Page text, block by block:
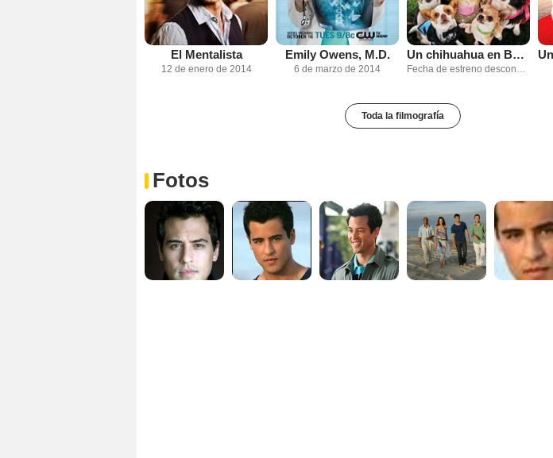
El Mentalista
12 de enero de 2014
Emily Owens, M.D.
6 de marzo de 2014
Un chihuahua en Beverly Hills 3: ¡Viva La Fiesta!
Fecha de estreno desconocida
Toda la filmografía
Fotos